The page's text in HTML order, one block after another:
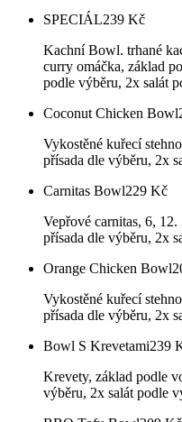
SPECIÁL239 Kč
Kachní Bowl. trhané
curry omáčka, základ
podle výběru, 2x salát
Coconut Chicken Bowl
Vykostěné kuřecí
přísada dle výběru, 2x
Carnitas Bowl229 Kč
Vepřové carnitas, 6,
přísada dle výběru, 2x
Orange Chicken Bowl
Vykostěné kuřecí
přísada dle výběru, 2x
Bowl S Krevetami239
Krevety, základ podle
výběru, 2x salát podle